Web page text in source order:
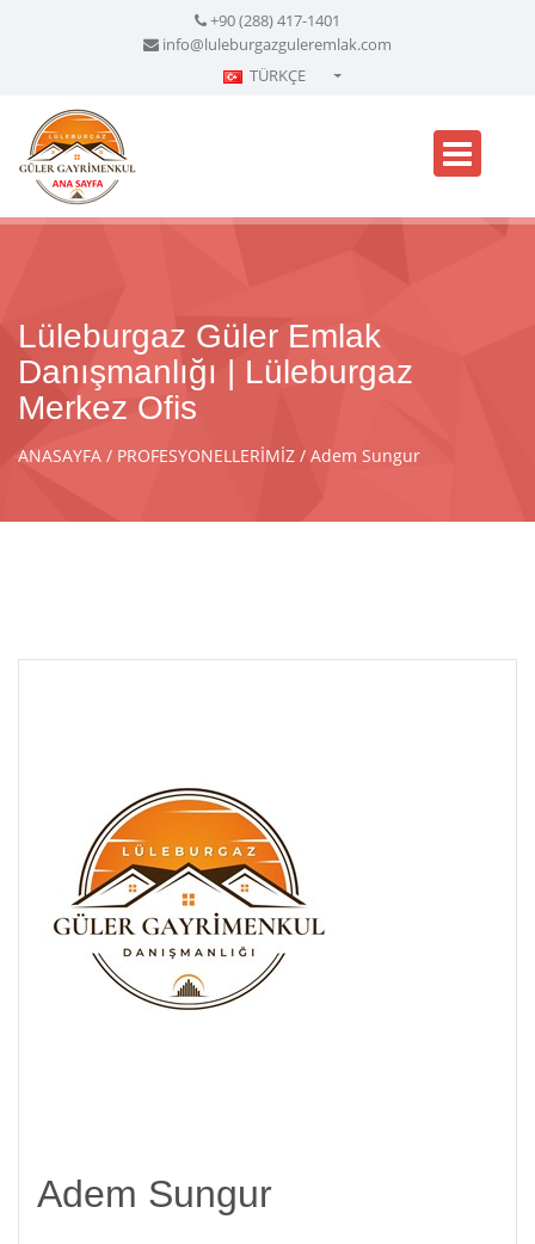
+90 (288) 417-1401
info@luleburgazguleremlak.com
TÜRKÇE
Српски - Serbian
Lüleburgaz Güler Emlak
Danışmanlığı | Lüleburgaz
Merkez Ofis
ANASAYFA PROFESYONELLERİMİZ Adem Sungur
Adem Sungur